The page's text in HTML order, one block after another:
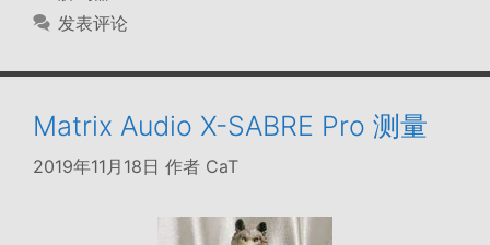
签
发表评论
Matrix Audio X-SABRE Pro 测量
2019年11月18日 作者 CaT